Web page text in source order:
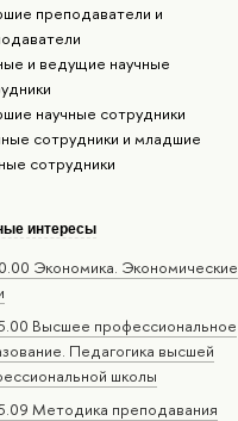
преподаватели и
и ведущие научные
научные сотрудники
сотрудники и младшие
сотрудники
интересы
Экономика. Экономические
Высшее профессиональное
Педагогика высшей
школы
Методика преподавания